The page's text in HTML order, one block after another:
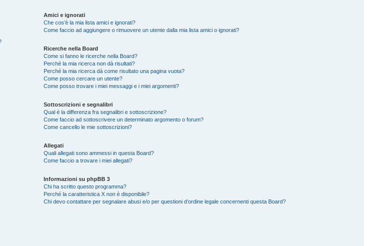
Amici e ignorati
Che cos’è la mia lista amici e ignorati?
Come faccio ad aggiungere o rimuovere un utente dalla mia lista amici o ignorati?
Ricerche nella Board
Come si fanno le ricerche nella Board?
Perché la mia ricerca non dà risultati?
Perché la mia ricerca dà come risultato una pagina vuota?
Come posso cercare un utente?
Come posso trovare i miei messaggi e i miei argomenti?
Sottoscrizioni e segnalibri
Qual è la differenza fra segnalibri e sottoscrizione?
Come faccio ad sottoscrivere un determinato argomento o forum?
Come cancello le mie sottoscrizioni?
Allegati
Quali allegati sono ammessi in questa Board?
Come faccio a trovare i miei allegati?
Informazioni su phpBB 3
Chi ha scritto questo programma?
Perché la caratteristica X non è disponibile?
Chi devo contattare per segnalare abusi e/o per questioni d’ordine legale concernenti questa Board?